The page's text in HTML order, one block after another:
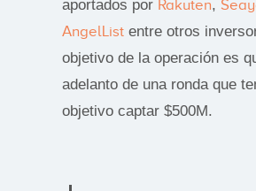
aportados por Rakuten,
AngelListentre otros
objetivo de la operación es
adelanto de una ronda que
objetivo captar $500M.